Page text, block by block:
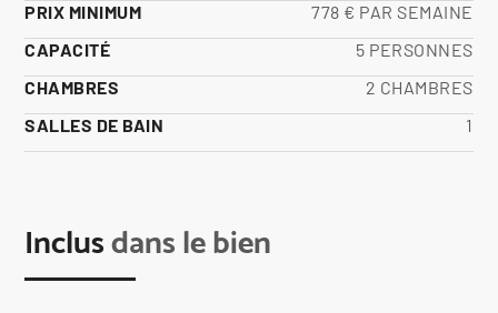
PRIX MINIMUM
778 € PAR SEMAINE
CAPACITÉ
5 PERSONNES
CHAMBRES
2 CHAMBRES
SALLES DE BAIN
1
Inclus dans le bien